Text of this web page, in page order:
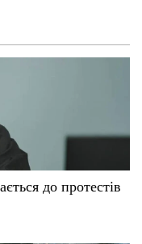
до протестів